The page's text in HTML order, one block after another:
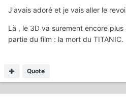
J'avais adoré et je vais aller le
Là , le 3D va surement encore
partie du film : la mort du TITANIC.
Quote